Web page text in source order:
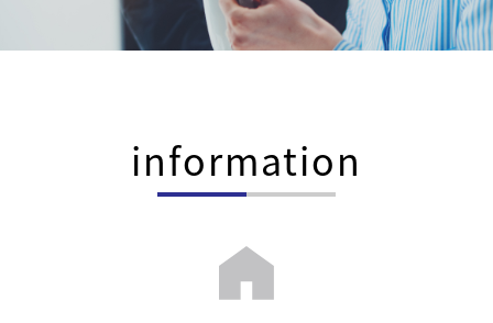
information